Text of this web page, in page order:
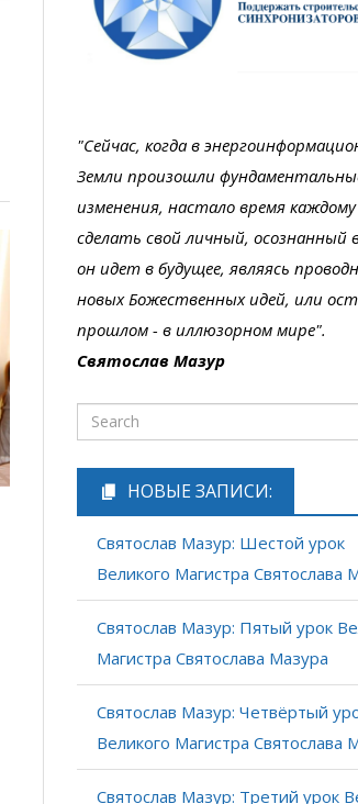
"Сейчас, когда в
Земли произошли
изменения, настало время каждому
сделать свой личный, осознанный
он идет в будущее, являясь
новых Божественных идей, или
прошлом - в иллюзорном мире".
Святослав Мазур
НОВЫЕ ЗАПИСИ:
Святослав Мазур: Шестой урок
Великого Магистра Святослава
Святослав Мазур: Пятый урок
Магистра Святослава Мазура
Святослав Мазур: Четвёртый
Великого Магистра Святослава
Святослав Мазур: Третий урок